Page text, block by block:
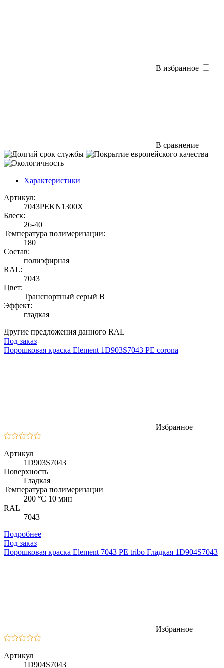
В избранное
В сравнение
Характеристики
Артикул:
7043PEKN1300X
Блеск:
26-40
Температура полимеризации:
180
Состав:
полиэфирная
RAL:
7043
Цвет:
Транспортный серый B
Эффект:
гладкая
Другие предложения данного RAL
Под заказ
Порошковая краска Element 1D903S7043 PE corona
Избранное
Артикул
1D903S7043
Поверхность
Гладкая
Температура полимеризации
200 °C 10 мин
RAL
7043
Подробнее
Под заказ
Порошковая краска Element 7043 PE tribo Гладкая 1D904S7043
Избранное
Артикул
1D904S7043